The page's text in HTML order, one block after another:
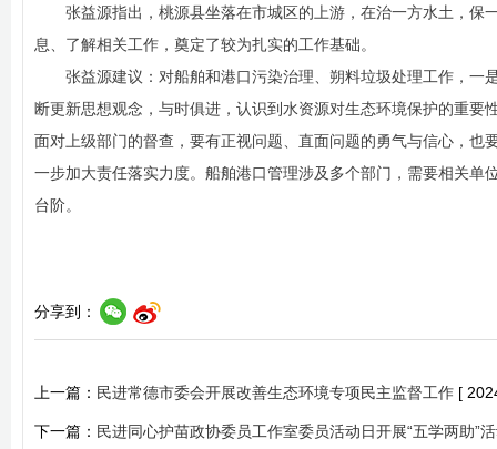
张益源指出，桃源县坐落在市城区的上游，在治一方水土，
息、了解相关工作，奠定了较为扎实的工作基础。
张益源建议：对船舶和港口污染治理、朔料垃圾处理工作，
断更新思想观念，与时俱进，认识到水资源对生态环境保护的重
面对上级部门的督查，要有正视问题、直面问题的勇气与信心，
一步加大责任落实力度。船舶港口管理涉及多个部门，需要相关
台阶。
分享到：
上一篇： 民进常德市委会开展改善生态环境专项民主监督工作 [
下一篇： 民进同心护苗政协委员工作室委员活动日开展“五学两助”